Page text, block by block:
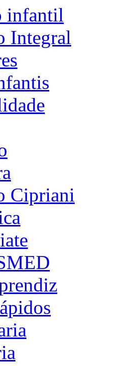
infantil
Integral
Cipriani